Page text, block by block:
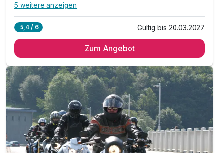
Alle Inklusivleistungen
2 x reichhaltiges Schlemmer-Frühstück vom Buffet
1 x Eintritt Glasmanufaktur Harzkristall Derenburg
inkl. Fahrt mit d. Selketalbahn-Kurtaxenleistung
inkl. romantische Zeit in unserem Hotelkino
inkl. 1 Getränk auf Ihrem Zimmer
inkl. Entspannung in unserer Sauna
inkl. W-LAN
5 weitere anzeigen
5,4 / 6 Gültig bis 20.03.2027
Zum Angebot